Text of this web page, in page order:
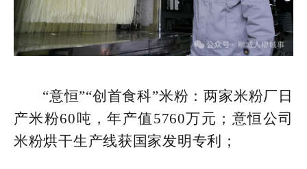
“意恒”“创首食科”米粉：两家米粉厂日
产米粉60吨，年产值5760万元；意恒公司
米粉烘干生产线获国家发明专利；